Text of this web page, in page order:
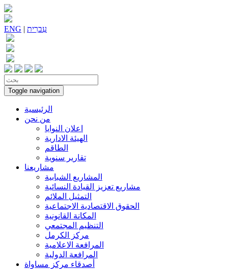
ENG | עִברִית
Toggle navigation
الرئيسية
من نحن
اعلان النوايا
الهيئة الادارية
الطاقم
تقارير سنوية
مشاريعنا
المشاريع الشبابية
مشاريع تعزيز القيادة النسائية
التمثيل الملائم
الحقوق الاقتصادية الاجتماعية
المكانة القانونية
التنظيم المجتمعي
مركز الكرمل
المرافعة الاعلامية
المرافعة الدولية
أصدقاء مركز مساواة